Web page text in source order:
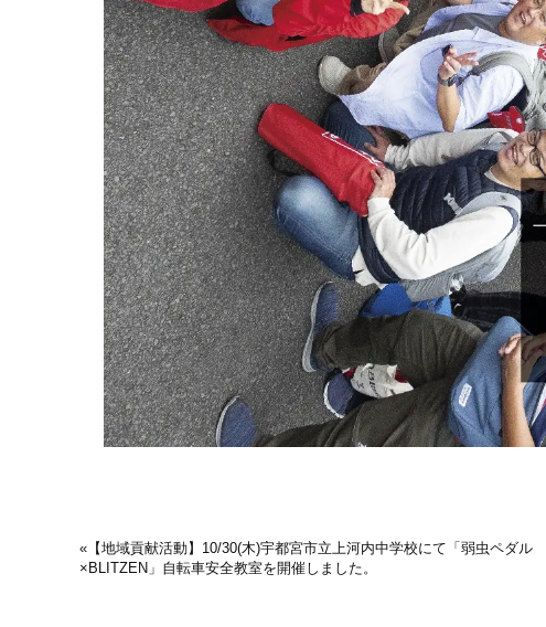
« 【地域貢献活動】10/30(木)宇都宮市立上河内中学校にて「弱虫ペダル
×BLITZEN」自転車安全教室を開催しました。